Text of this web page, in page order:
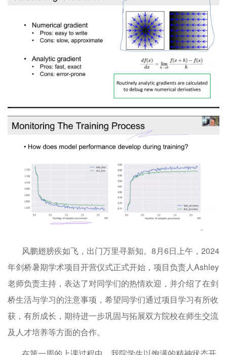
风鹏翅膀疾如飞，出门万里寻新知。8月6日上午，2024
年剑桥暑期学术项目开营仪式正式开始，项目负责人Ashley
老师负责主持，表达了对同学们的热情欢迎，并介绍了在剑
桥生活与学习的注意事项，希望同学们通过项目学习有所收
获，有所成长，期待进一步巩固与拓展双方院校在师生交流
及人才培养等方面的合作。